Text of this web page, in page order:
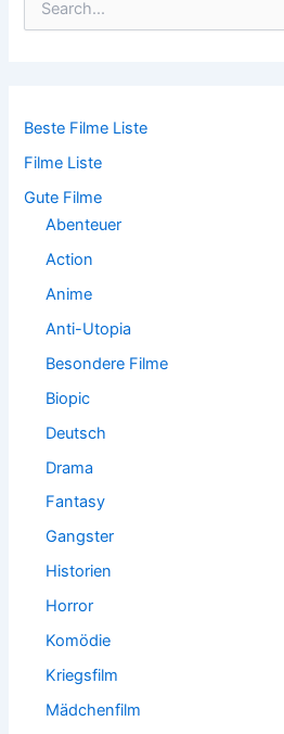
n
c
h
Beste Filme Liste
Filme Liste
Gute Filme
Abenteuer
Action
Anime
Anti-Utopia
Besondere Filme
Biopic
Deutsch
Drama
Fantasy
Gangster
Historien
Horror
Komödie
Kriegsfilm
Mädchenfilm